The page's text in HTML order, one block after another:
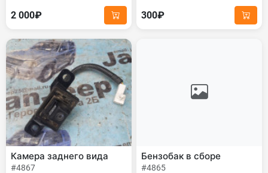
2 000₽ 300₽
Камера заднего вида
#4867
Бензобак в сборе
#4865